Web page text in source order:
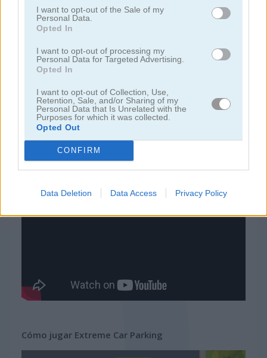
I want to opt-out of the Sale of my
Personal Data.
Opted In
I want to opt-out of processing my
Personal Data for Targeted Advertising.
Opted In
I want to opt-out of Collection, Use,
Retention, Sale, and/or Sharing of my
Personal Data that Is Unrelated with the
Purposes for which it was collected.
Opted Out
CONFIRM
Data Deletion Data Access Privacy Policy
juegos de carros
juegos de monster truck
juegos de estacionar
juegos de trenes
juegos gratis juegos de carreras
Video del juego
Cómo jugar Extreme Car Parking